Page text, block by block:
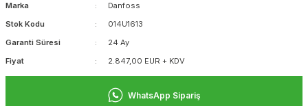
Marka
Danfoss
Stok Kodu
014U1613
Garanti Süresi
24 Ay
Fiyat
2.847,00 EUR + KDV
WhatsApp Sipariş